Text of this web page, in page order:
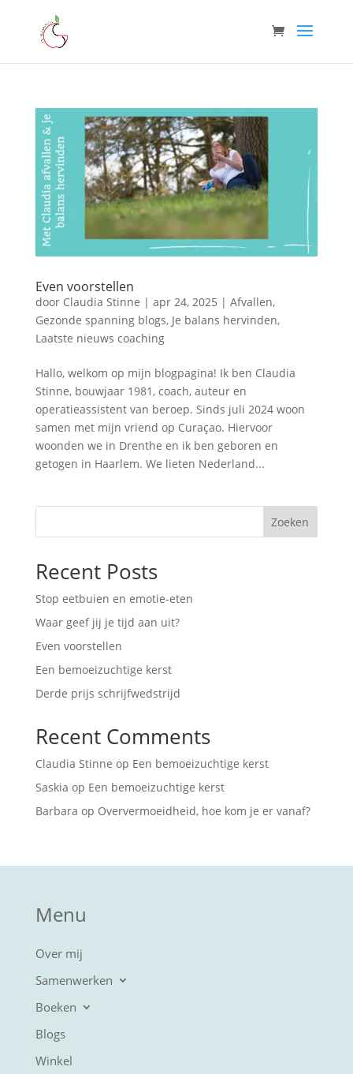
Even voorstellen
door Claudia Stinne | apr 24, 2025 | Afvallen,
Gezonde spanning blogs, Je balans hervinden,
Laatste nieuws coaching
Hallo, welkom op mijn blogpagina! Ik ben Claudia
Stinne, bouwjaar 1981, coach, auteur en
operatieassistent van beroep. Sinds juli 2024 woon
samen met mijn vriend op Curaçao. Hiervoor
woonden we in Drenthe en ik ben geboren en
getogen in Haarlem. We lieten Nederland...
Zoeken
Recent Posts
Stop eetbuien en emotie-eten
Waar geef jij je tijd aan uit?
Even voorstellen
Een bemoeizuchtige kerst
Derde prijs schrijfwedstrijd
Recent Comments
Claudia Stinne op Een bemoeizuchtige kerst
Saskia op Een bemoeizuchtige kerst
Barbara op Oververmoeidheid, hoe kom je er vanaf?
Menu
Over mij
Samenwerken
Boeken
Blogs
Winkel